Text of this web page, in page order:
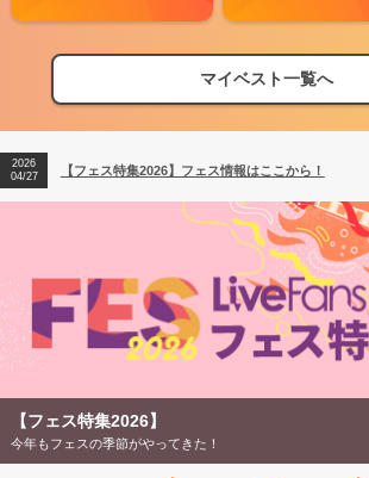
マイベスト一覧へ
【ライブ動員ランキング】2026年上半期編発表！
【フェス特集2026】フェス情報はここから！
2026
07/28
【ライブ動員ランキング】2026年上半期編発表！
【フェス特集2026】
今年もフェスの季節がやってきた！